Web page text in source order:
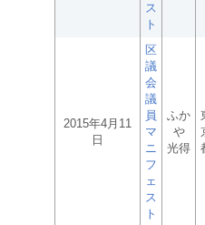
ス
ト
2015年4月11
日
区
議
会
議
員
マ
ニ
フ
ェ
ス
ト
ふか
や
光得